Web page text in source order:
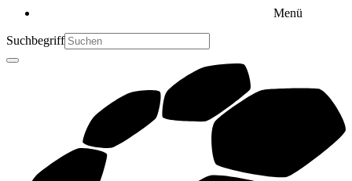
Menü
Suchbegriff